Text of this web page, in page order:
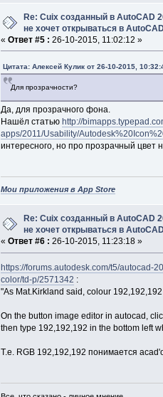
Re: Cuix созданный в AutoCAD
не хочет открываться в
« Ответ #5 : 26-10-2015, 11:02:12 »
Цитата: Алексей Кулик от 26-10-2015,
Для прозрачности?
Да, для прозрачного фона.
Нашёл статью http://
apps/2011/Usability/
интересного, но про прозрачный цвет
Мои приложения в App Store
Re: Cuix созданный в AutoCAD
не хочет открываться в
« Ответ #6 : 26-10-2015, 11:23:18 »
https://forums.autodesk.com/t5/autocad-
color/td-p/2571342 :
"As Mat.Kirkland said, colour
On the button image editor in autocad,
then type 192,192,192 in the bottom left
Т.е. RGB 192,192,192 понимается